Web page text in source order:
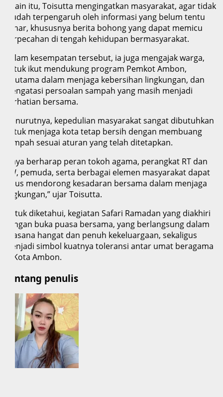
Selain itu, Toisutta mengingatkan masyarakat, agar tidak
mudah terpengaruh oleh informasi yang belum tentu
benar, khususnya berita bohong yang dapat memicu
perpecahan di tengah kehidupan bermasyarakat.
Dalam kesempatan tersebut, ia juga mengajak warga,
untuk ikut mendukung program Pemkot Ambon,
terutama dalam menjaga kebersihan lingkungan, dan
mengatasi persoalan sampah yang masih menjadi
perhatian bersama.
Menurutnya, kepedulian masyarakat sangat dibutuhkan
untuk menjaga kota tetap bersih dengan membuang
sampah sesuai aturan yang telah ditetapkan.
“Saya berharap peran tokoh agama, perangkat RT dan
RW, pemuda, serta berbagai elemen masyarakat dapat
terus mendorong kesadaran bersama dalam menjaga
lingkungan,” ujar Toisutta.
Untuk diketahui, kegiatan Safari Ramadan yang diakhiri
dengan buka puasa bersama, yang berlangsung dalam
suasana hangat dan penuh kekeluargaan, sekaligus
menjadi simbol kuatnya toleransi antar umat beragama
di Kota Ambon.
Tentang penulis